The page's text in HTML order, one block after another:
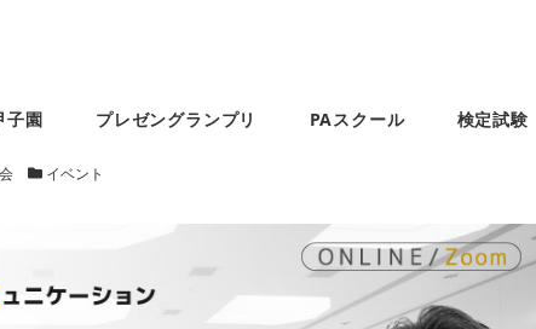
子園 プレゼングランプリ PAスクール 検定試験
カテゴリー
イベント